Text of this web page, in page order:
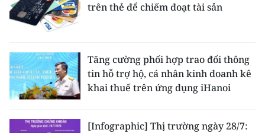
trên thẻ để chiếm đoạt tài sản
Tăng cường phối hợp trao đổi thông
tin hỗ trợ hộ, cá nhân kinh doanh kê
khai thuế trên ứng dụng iHanoi
[Infographic] Thị trường ngày 28/7: